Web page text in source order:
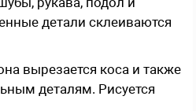
детали склеиваются
вырезается коса и также
деталям. Рисуется